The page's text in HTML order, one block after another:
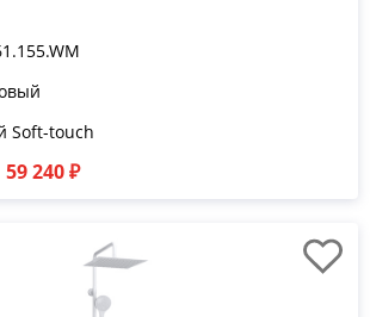
Soft-touch
59 240 ₽